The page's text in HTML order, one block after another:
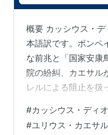
概要 カッシウス・
本語訳です。ポンペ
な前兆と「国家安康
院の紛糾、カエサル
レルによる阻止を扱
る 次の記事へ »
#カッシウス・ディオ
#ユリウス・カエサル